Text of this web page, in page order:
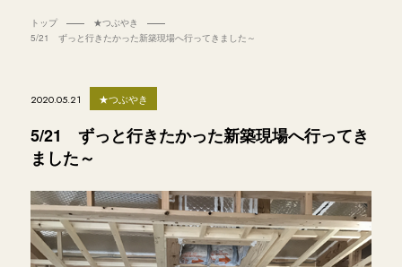
トップ
★つぶやき
5/21 ずっと行きたかった新築現場へ行ってきました～
2020.05.21 ★つぶやき
5/21 ずっと行きたかった新築現場へ行ってき
ました～